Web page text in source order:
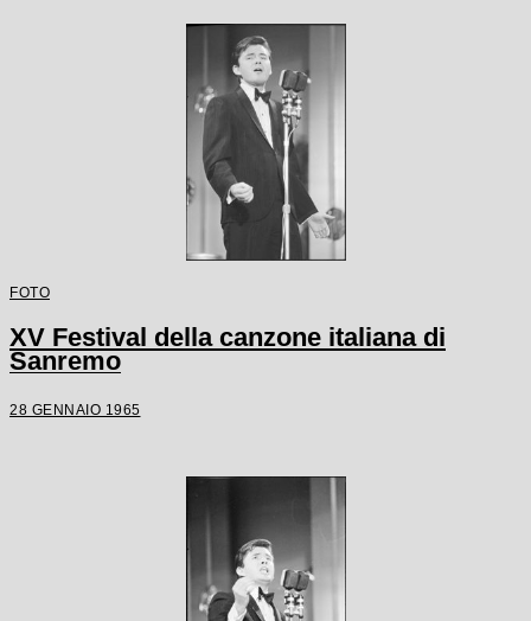
FOTO
XV Festival della canzone italiana di
Sanremo
28 GENNAIO 1965